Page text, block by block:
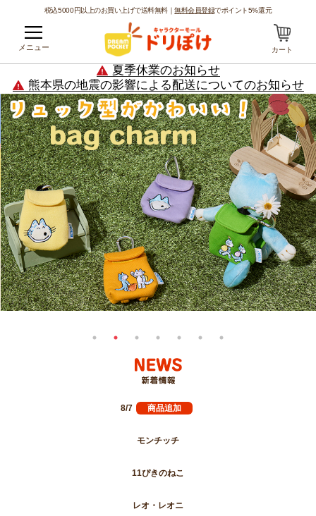
税込5000円以上のお買い上げで送料無料｜無料会員登録でポイント5%還元
メニュー カート
夏季休業のお知らせ
熊本県の地震の影響による配送についてのお知らせ
8/7 商品追加
モンチッチ
11ぴきのねこ
レオ・レオニ